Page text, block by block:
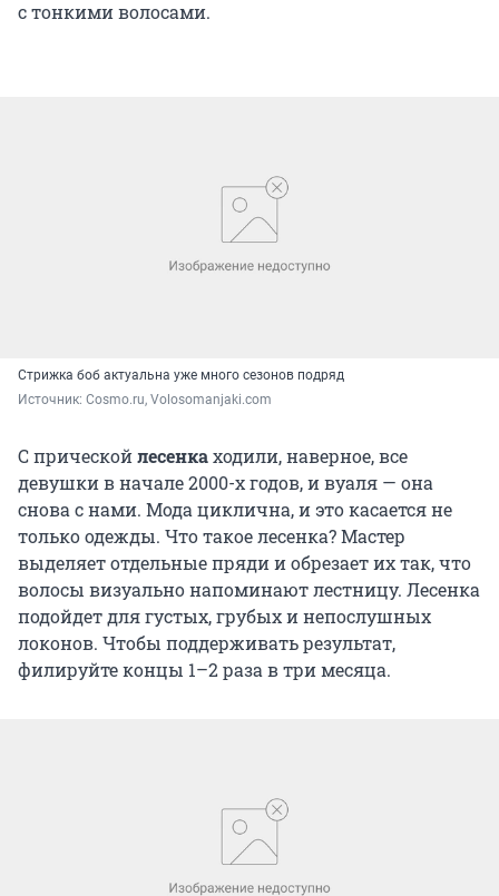
с тонкими волосами.
Стрижка боб актуальна уже много сезонов подряд
Источник: Сosmo.ru, Volosomanjaki.com
С прическойлесенкаходили, наверное, все
девушки в начале 2000-х годов, и вуаля — она
снова с нами. Мода циклична, и это касается не
только одежды. Что такое лесенка?Мастер
выделяет отдельные пряди и обрезает их так, что
волосы визуально напоминают лестницу. Лесенка
подойдет для густых, грубых и непослушных
локонов. Чтобы поддерживать результат,
филируйте концы 1–2 раза в три месяца.